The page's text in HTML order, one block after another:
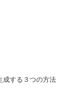
成する３つの方法